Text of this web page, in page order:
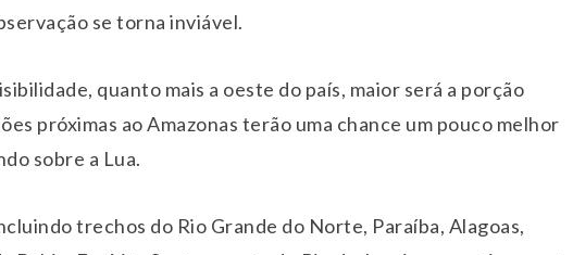
se torna inviável.
quanto mais a oeste do país, maior será a porção
próximas ao Amazonas terão uma chance um pouco melhor
sobre a Lua.
trechos do Rio Grande do Norte, Paraíba, Alagoas,